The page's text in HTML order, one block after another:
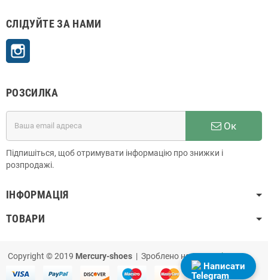
СЛІДУЙТЕ ЗА НАМИ
РОЗСИЛКА
Ок
Підпишіться, щоб отримувати інформацію про знижки і
розпродажі.
ІНФОРМАЦІЯ
ТОВАРИ
Copyright © 2019 Mercury-shoes | Зроблено наPrestaShop
Написати